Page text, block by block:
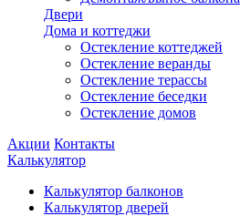
Двери
Дома и коттеджи
Остекление коттеджей
Остекление веранды
Остекление терассы
Остекление беседки
Остекление домов
Акции Контакты
Калькулятор
Калькулятор балконов
Калькулятор дверей